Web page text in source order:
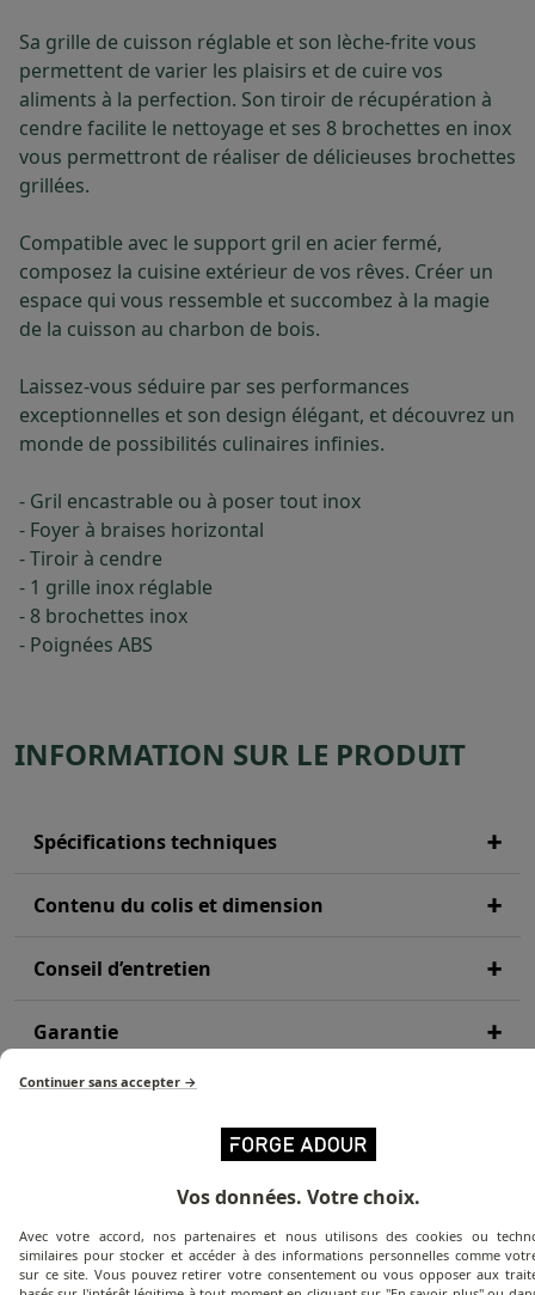
Sa grille de cuisson réglable et son lèche-frite vous
permettent de varier les plaisirs et de cuire vos
aliments à la perfection. Son tiroir de récupération à
cendre facilite le nettoyage et ses 8 brochettes en inox
vous permettront de réaliser de délicieuses brochettes
grillées.
Compatible avec le support gril en acier fermé,
composez la cuisine extérieur de vos rêves. Créer un
espace qui vous ressemble et succombez à la magie
de la cuisson au charbon de bois.
Laissez-vous séduire par ses performances
exceptionnelles et son design élégant, et découvrez un
monde de possibilités culinaires infinies.
- Gril encastrable ou à poser tout inox
- Foyer à braises horizontal
- Tiroir à cendre
- 1 grille inox réglable
- 8 brochettes inox
- Poignées ABS
INFORMATION SUR LE PRODUIT
Spécifications techniques
Contenu du colis et dimension
Conseil d’entretien
Garantie
Documents techniques
Continuer sans accepter →
Vos données. Votre choix.
Avec votre accord, nos partenaires et nous utilisons des cookies ou
similaires pour stocker et accéder à des informations personnelles comme
sur ce site. Vous pouvez retirer votre consentement ou vous opposer aux